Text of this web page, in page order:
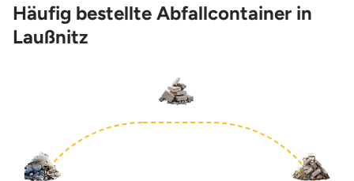
Häufig bestellte Abfallcontainer in
Laußnitz